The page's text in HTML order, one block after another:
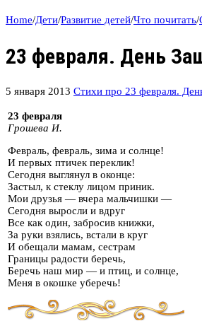
Home/Дети/Развитие детей/Что почитать/
23 февраля. День
5 января 2013 Стихи про 23 февраля.
23 февраля
Грошева И.
Февраль, февраль, зима и солнце!
И первых птичек переклик!
Сегодня выглянул в оконце:
Застыл, к стеклу лицом приник.
Мои друзья — вчера мальчишки —
Сегодня выросли и вдруг
Все как один, забросив книжки,
За руки взялись, встали в круг
И обещали мамам, сестрам
Границы радости беречь,
Беречь наш мир — и птиц, и солнце,
Меня в окошке уберечь!